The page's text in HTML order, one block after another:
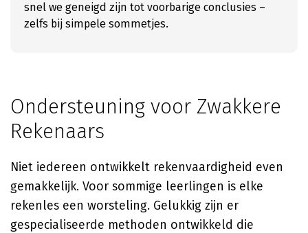
snel we geneigd zijn tot voorbarige conclusies –
zelfs bij simpele sommetjes.
Ondersteuning voor Zwakkere
Rekenaars
Niet iedereen ontwikkelt rekenvaardigheid even
gemakkelijk. Voor sommige leerlingen is elke
rekenles een worsteling. Gelukkig zijn er
gespecialiseerde methoden ontwikkeld die